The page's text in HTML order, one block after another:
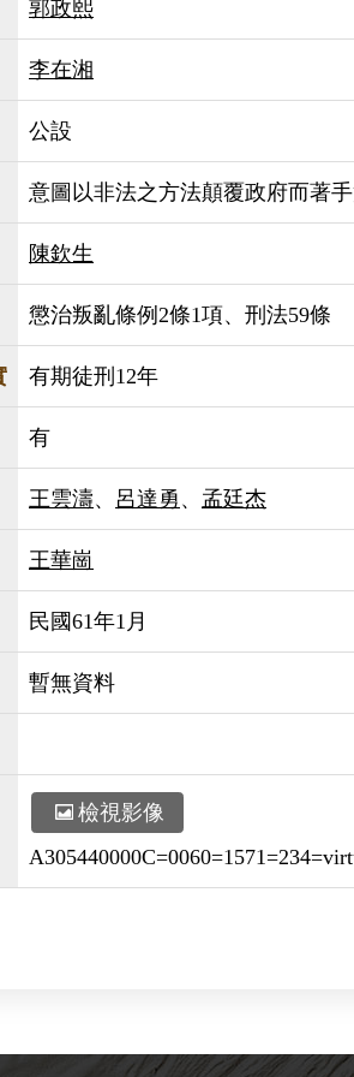
郭政熙
李在湘
公設
意圖以非法之方法顛覆政府而著
陳欽生
懲治叛亂條例2條1項、刑法59條
有期徒刑12年
有
王雲濤、 呂達勇 、 孟廷杰
王華崗
民國61年1月
暫無資料
檢視影像